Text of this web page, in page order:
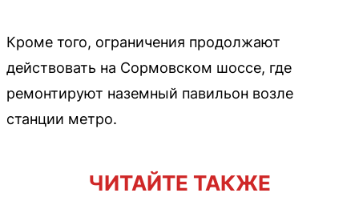
Кроме того, ограничения продолжают
действовать на Сормовском шоссе, где
ремонтируют наземный павильон возле
станции метро.
ЧИТАЙТЕ ТАКЖЕ